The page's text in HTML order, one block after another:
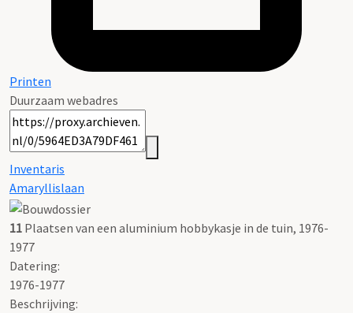
Printen
Duurzaam webadres
Inventaris
Amaryllislaan
11 Plaatsen van een aluminium hobbykasje in de tuin, 1976-
1977
Datering:
1976-1977
Beschrijving: